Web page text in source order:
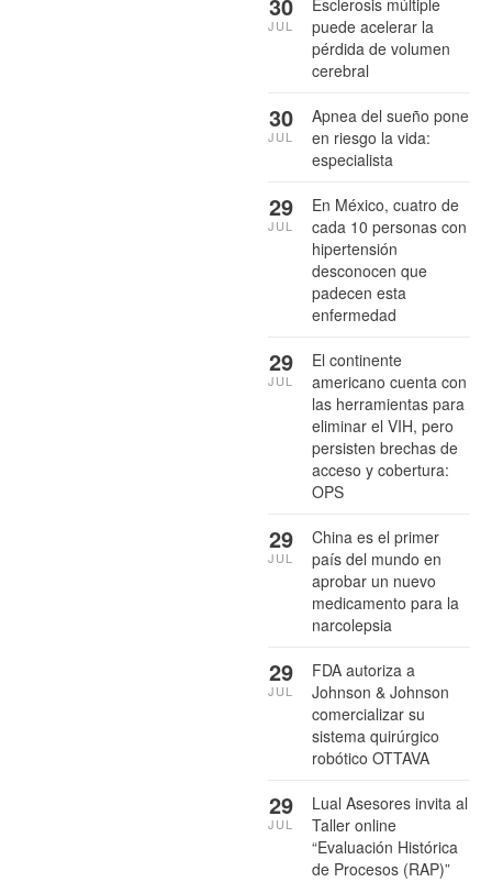
Esclerosis múltiple
puede acelerar la
pérdida de volumen
cerebral
30
JUL
Apnea del sueño pone
en riesgo la vida:
especialista
30
JUL
En México, cuatro de
cada 10 personas con
hipertensión
desconocen que
padecen esta
enfermedad
29
JUL
El continente
americano cuenta con
las herramientas para
eliminar el VIH, pero
persisten brechas de
acceso y cobertura:
OPS
29
JUL
China es el primer
país del mundo en
aprobar un nuevo
medicamento para la
narcolepsia
29
JUL
FDA autoriza a
Johnson & Johnson
comercializar su
sistema quirúrgico
robótico OTTAVA
29
JUL
Lual Asesores invita al
Taller online
“Evaluación Histórica
de Procesos (RAP)”
29
JUL